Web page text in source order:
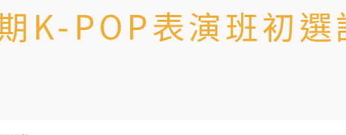
K-POP表演班初選